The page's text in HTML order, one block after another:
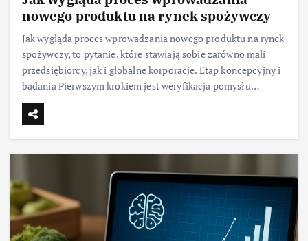
nowego produktu na rynek spożywczy
Jak wygląda proces wprowadzania nowego produktu na rynek
spożywczy, to pytanie, które stawiają sobie zarówno mali
przedsiębiorcy, jak i globalne korporacje. Etap koncepcyjny i
badania Pierwszym krokiem jest weryfikacja pomysłu…